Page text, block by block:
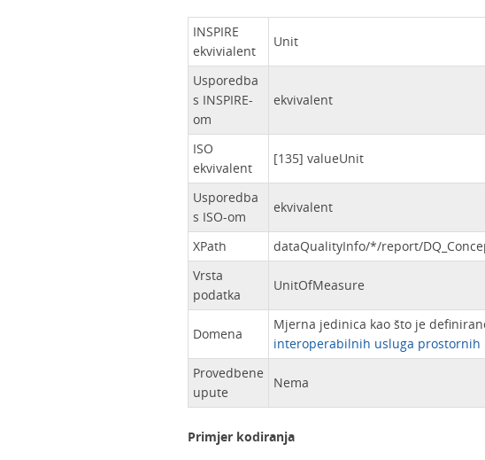
INSPIRE
ekvivialent
Unit
Usporedba
s INSPIRE-
om
ekvivalent
ISO
ekvivalent
[135] valueUnit
Usporedba
s ISO-om
ekvivalent
XPath
dataQualityInfo/*/report/
Vrsta
podatka
UnitOfMeasure
Domena
Mjerna jedinica kao što je
interoperabilnih usluga prostornih
Provedbene
upute
Nema
Primjer kodiranja